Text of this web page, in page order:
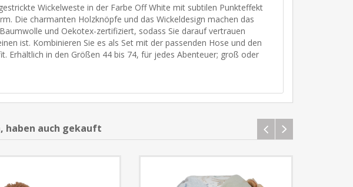
Wickelweste in der Farbe Off White mit subtilen Punkteffekt
Die charmanten Holzknöpfe und das Wickeldesign machen das
und Oekotex-zertifiziert, sodass Sie darauf vertrauen
ist. Kombinieren Sie es als Set mit der passenden Hose und den
Erhältlich in den Größen 44 bis 74, für jedes Abenteuer; groß oder
haben auch gekauft